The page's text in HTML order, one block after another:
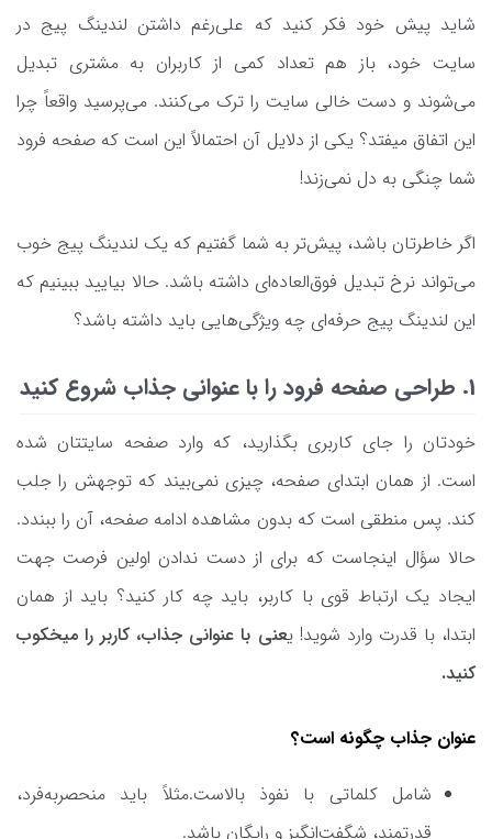
شاید پیش خود فکر کنید که علی‌رغم داشتن لندینگ پیج در
سایت‌ خود، باز هم تعداد کمی از کاربران به مشتری تبدیل
می‌شوند و دست خالی سایت را ترک می‌کنند. می‌پرسید واقعاً چرا
این اتفاق میفتد؟ یکی از دلایل آن احتمالاً این است که صفحه فرود
شما چنگی به دل نمی‌زند!
اگر خاطرتان باشد، پیش‌تر به شما گفتیم که یک لندینگ پیج خوب
می‌تواند نرخ تبدیل فوق‌العاده‌ای داشته باشد. حالا بیایید ببینیم که
این لندینگ پیج حرفه‌ای چه ویژگی‌هایی باید داشته باشد؟
1. طراحی صفحه فرود را با عنوانی جذاب شروع کنید
خودتان را جای کاربری بگذارید، که وارد صفحه سایتتان شده
است. از همان ابتدای صفحه، چیزی نمی‌بیند که توجهش را جلب
کند. پس منطقی است که بدون مشاهده ادامه صفحه، آن را ببندد.
حالا سؤال اینجاست که برای از دست ندادن اولین فرصت جهت
ایجاد یک ارتباط قوی با کاربر، باید چه کار کنید؟ باید از همان
ابتدا، با قدرت وارد شوید! یعنی با عنوانی جذاب، کاربر را میخکوب
کنید.
عنوان جذاب چگونه است؟
شامل کلماتی با نفوذ بالاست.مثلاً باید منحصربه‌فرد،
قدرتمند، شگفت‌انگیز و رایگان باشد.